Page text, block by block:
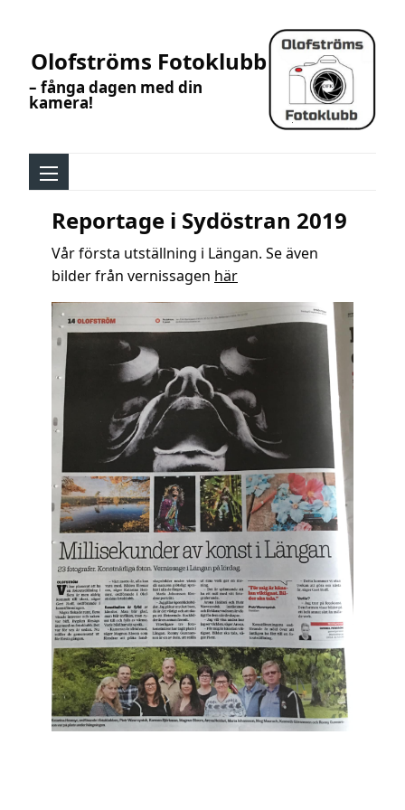
Olofströms Fotoklubb
– fånga dagen med din
kamera!
Reportage i Sydöstran 2019
Vår första utställning i Längan. Se även
bilder från vernissagen här